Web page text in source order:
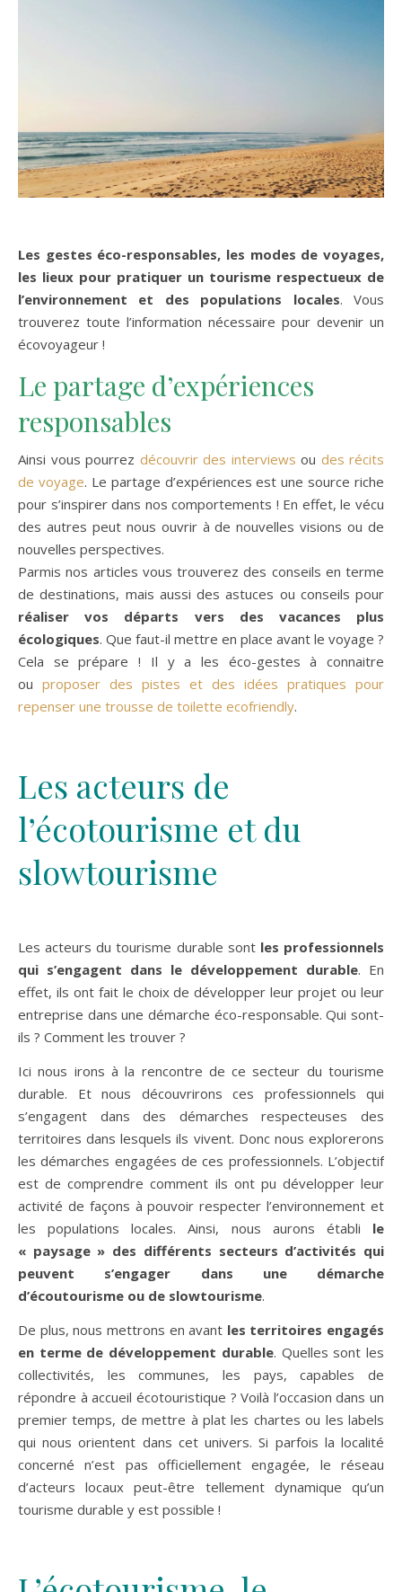
Les gestes éco-responsables, les modes de voyages,
les lieux pour pratiquer un tourisme respectueux de
l’environnement et des populations locales. Vous
trouverez toute l’information nécessaire pour devenir un
écovoyageur !
Le partage d’expériences
responsables
Ainsi vous pourrez découvrir des interviews ou des récits
de voyage. Le partage d’expériences est une source riche
pour s’inspirer dans nos comportements ! En effet, le vécu
des autres peut nous ouvrir à de nouvelles visions ou de
nouvelles perspectives.
Parmis nos articles vous trouverez des conseils en terme
de destinations, mais aussi des astuces ou conseils pour
réaliser vos départs vers des vacances plus
écologiques. Que faut-il mettre en place avant le voyage ?
Cela se prépare ! Il y a les éco-gestes à connaitre
ou proposer des pistes et des idées pratiques pour
repenser une trousse de toilette ecofriendly.
Les acteurs de
l’écotourisme et du
slowtourisme
Les acteurs du tourisme durable sontles professionnels
qui s’engagent dans le développement durable. En
effet, ils ont fait le choix de développer leur projet ou leur
entreprise dans une démarche éco-responsable. Qui sont-
ils ? Comment les trouver ?
Ici nous irons à la rencontre de ce secteur du tourisme
durable. Et nous découvrirons ces professionnels qui
s’engagent dans des démarches respecteuses des
territoires dans lesquels ils vivent. Donc nous explorerons
les démarches engagées de ces professionnels. L’objectif
est de comprendre comment ils ont pu développer leur
activité de façons à pouvoir respecter l’environnement et
les populations locales. Ainsi, nous aurons établi le
« paysage » des différents secteurs d’activités qui
peuvent s’engager dans une démarche
d’écoutourisme ou de slowtourisme.
De plus, nous mettrons en avant les territoires engagés
en terme de développement durable. Quelles sont les
collectivités, les communes, les pays, capables de
répondre à accueil écotouristique ? Voilà l’occasion dans un
premier temps, de mettre à plat les chartes ou les labels
qui nous orientent dans cet univers. Si parfois la localité
concerné n’est pas officiellement engagée, le réseau
d’acteurs locaux peut-être tellement dynamique qu’un
tourisme durable y est possible !